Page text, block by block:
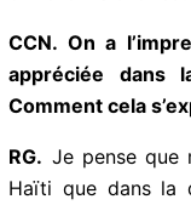
CCN. On a
appréciée dans
RG.Je pense que